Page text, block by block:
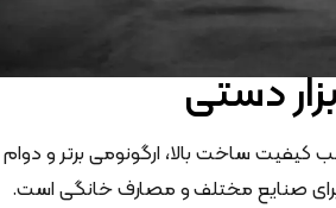
دستی
کیفیت ساخت بالا، ارگونومی برتر و دوام
برای صنایع مختلف و مصارف خانگی است.